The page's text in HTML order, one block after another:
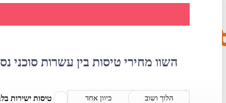
בחו"ל
השוו מחירי טיסות בין עשרות סוכני
הלוך ושוב כיוון אחד טיסות ישירות